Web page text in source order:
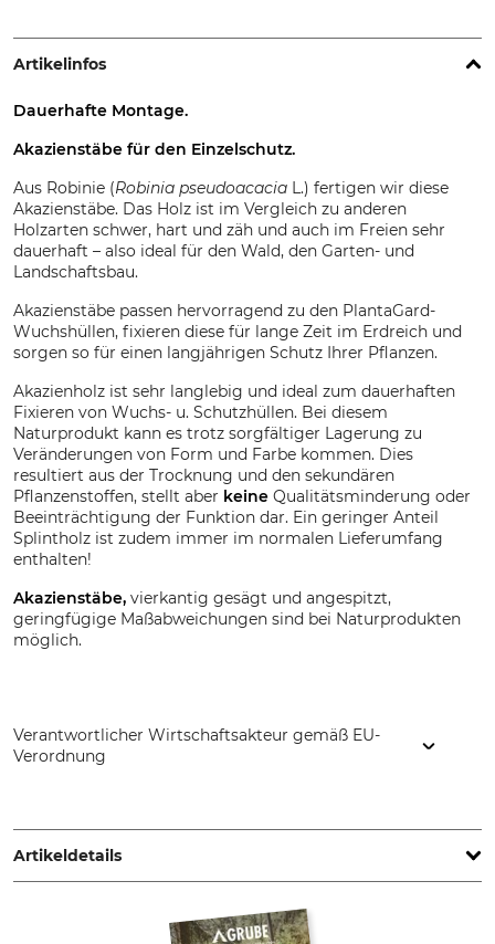
Artikelinfos
Dauerhafte Montage.
Akazienstäbe für den Einzelschutz.
Aus Robinie (Robinia pseudoacacia L.) fertigen wir diese
Akazienstäbe. Das Holz ist im Vergleich zu anderen
Holzarten schwer, hart und zäh und auch im Freien sehr
dauerhaft – also ideal für den Wald, den Garten- und
Landschaftsbau.
Akazienstäbe passen hervorragend zu den PlantaGard-
Wuchshüllen, fixieren diese für lange Zeit im Erdreich und
sorgen so für einen langjährigen Schutz Ihrer Pflanzen.
Akazienholz ist sehr langlebig und ideal zum dauerhaften
Fixieren von Wuchs- u. Schutzhüllen. Bei diesem
Naturprodukt kann es trotz sorgfältiger Lagerung zu
Veränderungen von Form und Farbe kommen. Dies
resultiert aus der Trocknung und den sekundären
Pflanzenstoffen, stellt aber keine Qualitätsminderung oder
Beeinträchtigung der Funktion dar. Ein geringer Anteil
Splintholz ist zudem immer im normalen Lieferumfang
enthalten!
Akazienstäbe, vierkantig gesägt und angespitzt,
geringfügige Maßabweichungen sind bei Naturprodukten
möglich.
Verantwortlicher Wirtschaftsakteur gemäß EU-
Verordnung
www.nefag.hu
Artikeldetails
Länge
1200 mm